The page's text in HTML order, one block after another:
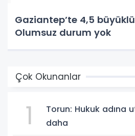
Gaziantep’te 4,5
Olumsuz durum yok
Çok Okunanlar
1
Torun: Hukuk adına
daha